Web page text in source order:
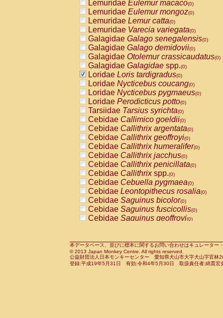
AtelidaeAlouatta caraya(0)
AtelidaeAlouatta fusca(0)
AtelidaeAlouatta seniculus
AtelidaeAlouattaspp.(0)
AtelidaeAteles belzebuth(0)
AtelidaeAteles geoffroyi(0)
AtelidaeAteles paniscus(0)
AtelidaeAtelesspp.(0)
Atelidae Lagothrix lagothricha
AtelidaeLagothrix lagothricha cana
PitheciidaeCacajao calvus
PitheciidaeCallicebus cupreus
PitheciidaeCallicebus donacophilus
PitheciidaeCallicebus moloch
PitheciidaeCallicebus torquatus
PitheciidaeCallicebusspp.(0)
PitheciidaeChiropotes satanas(0)
PitheciidaePithecia monachus
PitheciidaePithecia pithecia(0)
CercopithecidaeCercocebus agilis
CercopithecidaeCercocebus
CercopithecidaeCercocebus
CercopithecidaeCercocebus
CercopithecidaeCercocebus
CercopithecidaeCercocebushybrid
CercopithecidaePapio anubis(0)
CercopithecidaePapio cynocephalus
CercopithecidaePapio hamadryas(0)
Lemuridae Eulemur macaco(0)
Lemuridae Eulemur mongoz(0)
Lemuridae Lemur catta(0)
Lemuridae Varecia variegata(0)
Galagidae Galago senegalensis(0)
Galagidae Galago demidovii(0)
Galagidae Otolemur crassicaudatus(0)
Galagidae Galagidae spp.(0)
Loridae Loris tardigradus(0)
Loridae Nycticebus coucang(0)
Loridae Nycticebus pygmaeus(0)
Loridae Perodicticus potto(0)
Tarsiidae Tarsius syrichta(0)
Cebidae Callimico goeldii(0)
Cebidae Callithrix argentata(0)
Cebidae Callithrix geoffroyi(0)
Cebidae Callithrix humeralifer(0)
Cebidae Callithrix jacchus(0)
Cebidae Callithrix penicillata(0)
Cebidae Callithrixspp.(0)
Cebidae Cebuella pygmaea(0)
Cebidae Leontopithecus rosalia(0)
Cebidae Saguinus bicolor(0)
Cebidae Saguinus fuscicollis(0)
Cebidae Saguinus geoffroyi(0)
CebidaeSaguinus leucopus(0)
CebidaeSaguinus midas(0)
Cebidae Saguinus mystax(0)
本データベース、並びに標本に関するお問い合わせはキュレータ
© 2013 Japan Monkey Centre. All rights reserved.
公益財団法人日本モンキーセンター 愛知県犬山市大字犬山字官
登録:平成19年5月31日 有効:令和4年5月30日 取扱責任者:綿貫宏